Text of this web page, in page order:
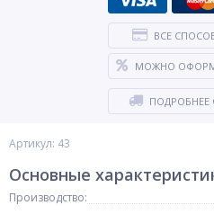
Артикул: 43
ВСЕ
МОЖНО
ПОДРОБНЕЕ
Основные
Производство: